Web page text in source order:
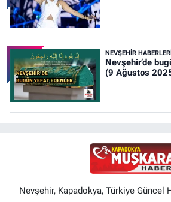
NEVŞEHIR HABERLERI
Nevşehir’de
(9 Ağustos
Nevşehir, Kapadokya, Türkiye Güncel